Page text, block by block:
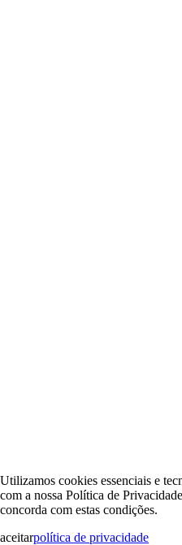
Utilizamos cookies essenciais e
com a nossa Política de
concorda com estas condições.
aceitarpolítica de privacidade